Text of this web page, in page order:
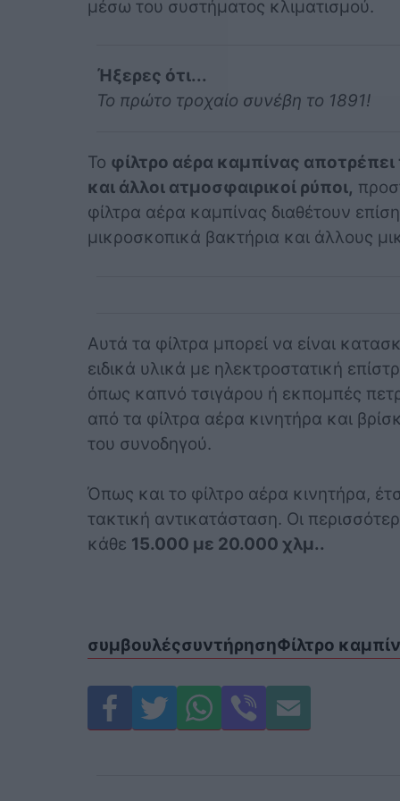
μέσω του συστήματος κλιματισμού.
Ήξερες ότι...
Το πρώτο τροχαίο συνέβη το 1891!
Το φίλτρο αέρα καμπίνας
και άλλοι ατμοσφαιρικοί ρύποι,
φίλτρα αέρα καμπίνας διαθέτουν
μικροσκοπικά βακτήρια και άλλους
Αυτά τα φίλτρα μπορεί να είναι
ειδικά υλικά με ηλεκτροστατική
όπως καπνό τσιγάρου ή εκπομπές
από τα φίλτρα αέρα κινητήρα και
του συνοδηγού.
Όπως και το φίλτρο αέρα κινητήρα,
τακτική αντικατάσταση. Οι
κάθε 15.000 με 20.000 χλμ..
συμβουλέςσυντήρησηΦίλτρο